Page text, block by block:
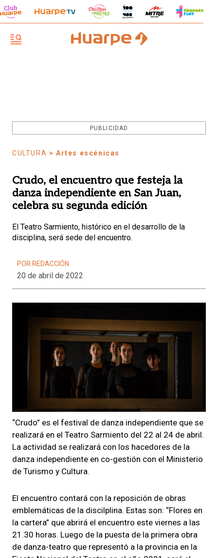
PUBLICIDAD
CULTURA > Artes escénicas
Crudo, el encuentro que festeja la
danza independiente en San Juan,
celebra su segunda edición
El Teatro Sarmiento, histórico en el desarrollo de la
disciplina, será sede del encuentro.
POR REDACCIÓN
20 de abril de 2022
“Crudo” es el festival de danza independiente que se
realizará en el Teatro Sarmiento del 22 al 24 de abril.
La actividad se realizará con los hacedores de la
danza independiente en co-gestión con el Ministerio
de Turismo y Cultura.
El encuentro contará con la reposición de obras
emblemáticas de la discilplina. Estas son: “Flores en
la cartera” que abrirá el encuentro este viernes a las
21.30 horas. Luego de la puesta de la primera obra
de danza-teatro que representó a la provincia en la